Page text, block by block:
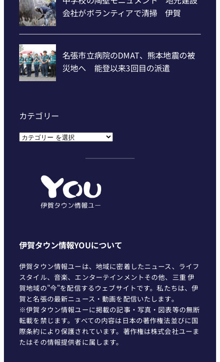
カテゴリー
カ
伊賀タウン情報YOUについて
伊賀タウン情報ユーは、地域に密着したニュース、ライフ
スタイル、音楽、エンターテインメントその他、三重 伊
賀地域の"今"を配信するウェブサイトです。私たちは、伊
賀と名張の最新ニュース・動画を配信いたします。
※伊賀タウン情報ユーに掲載の記事・写真・図表等の無断
転載を禁じます。すべての内容は日本の著作権法並びに国
際条約により保護されています。著作権は株式会社ユーま
たはその情報提供者に属します。